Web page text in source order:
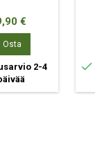
€
Osta
2-4
